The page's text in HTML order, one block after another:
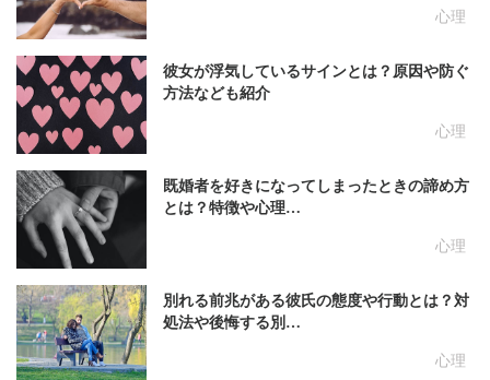
心理
心理
彼女が浮気しているサインとは？原因や防ぐ
方法なども紹介
心理
既婚者を好きになってしまったときの諦め方
とは？特徴や心理…
心理
別れる前兆がある彼氏の態度や行動とは？対
処法や後悔する別…